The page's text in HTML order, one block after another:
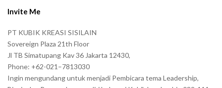
Invite Me
PT KUBIK KREASI SISILAIN
Sovereign Plaza 21th Floor
Jl TB Simatupang Kav 36 Jakarta 12430,
Phone: +62-021–7813030
Ingin mengundang untuk menjadi Pembicara tema Leadership,